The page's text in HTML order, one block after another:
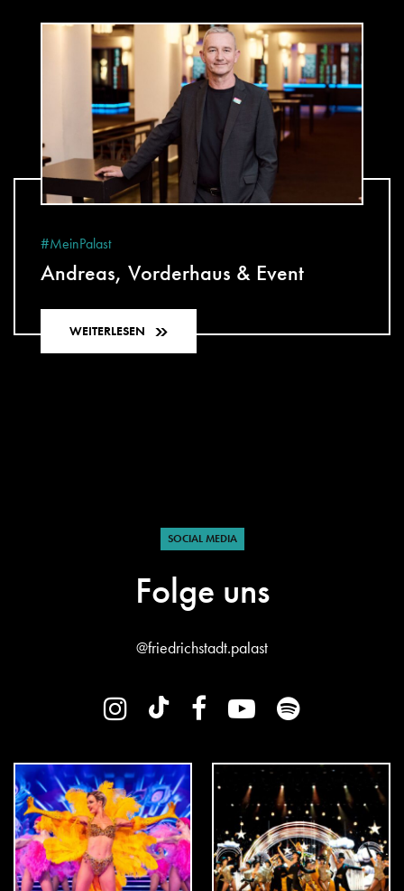
#MeinPalast
Andreas, Vorderhaus & Event
WEITERLESEN
SOCIAL MEDIA
Folge uns
@friedrichstadt.palast